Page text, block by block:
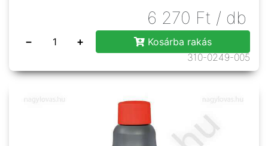
6 270 Ft / db
− +
Kosárba rakás
310-0249-005